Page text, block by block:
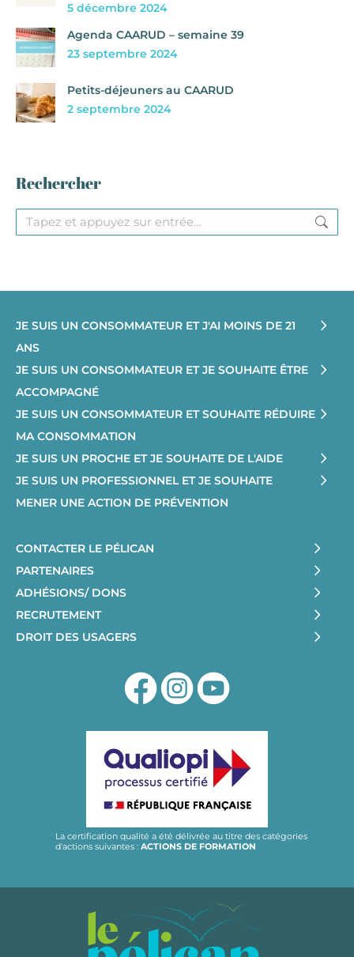
5 décembre 2024
Agenda CAARUD – semaine 39
23 septembre 2024
Petits-déjeuners au CAARUD
2 septembre 2024
Rechercher
Recherche
JE SUIS UN CONSOMMATEUR ET J'AI MOINS DE 21
ANS
JE SUIS UN CONSOMMATEUR ET JE SOUHAITE ÊTRE
ACCOMPAGNÉ
JE SUIS UN CONSOMMATEUR ET SOUHAITE RÉDUIRE
MA CONSOMMATION
JE SUIS UN PROCHE ET JE SOUHAITE DE L'AIDE
JE SUIS UN PROFESSIONNEL ET JE SOUHAITE
MENER UNE ACTION DE PRÉVENTION
CONTACTER LE PÉLICAN
PARTENAIRES
ADHÉSIONS/ DONS
RECRUTEMENT
DROIT DES USAGERS
La certification qualité a été délivrée au titre des catégories
d'actions suivantes : ACTIONS DE FORMATION